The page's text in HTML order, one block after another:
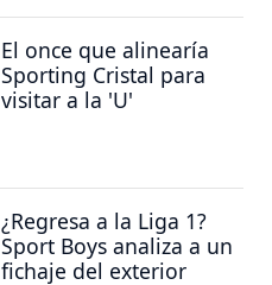
El once que alinearía
Sporting Cristal para
visitar a la 'U'
¿Regresa a la Liga 1?
Sport Boys analiza a un
fichaje del exterior